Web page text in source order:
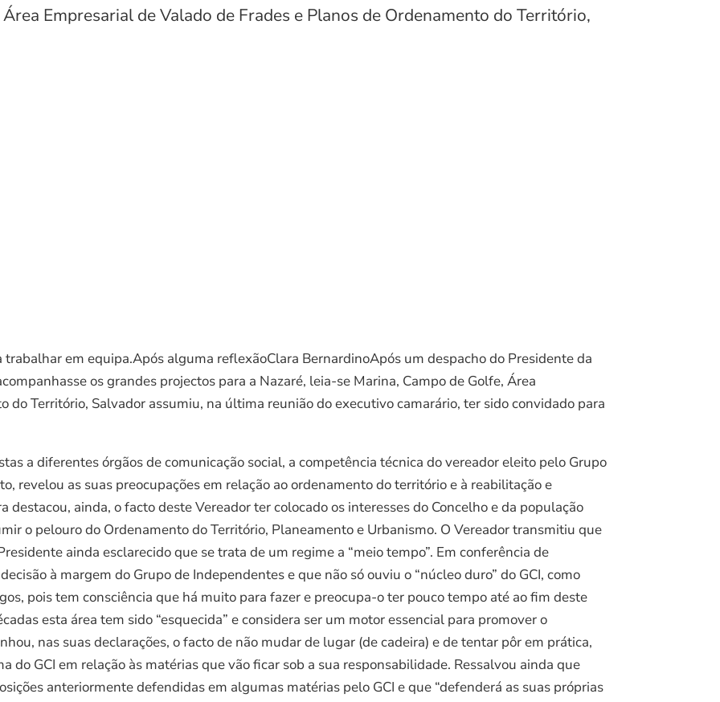
Empresarial de Valado de Frades e Planos de Ordenamento do Território,
em equipa.Após alguma reflexãoClara BernardinoApós um despacho do Presidente da
os grandes projectos para a Nazaré, leia-se Marina, Campo de Golfe, Área
do Território, Salvador assumiu, na última reunião do executivo camarário, ter sido convidado para
a diferentes órgãos de comunicação social, a competência técnica do vereador eleito pelo Grupo
revelou as suas preocupações em relação ao ordenamento do território e à reabilitação e
ainda, o facto deste Vereador ter colocado os interesses do Concelho e da população
o pelouro do Ordenamento do Território, Planeamento e Urbanismo. O Vereador transmitiu que
ainda esclarecido que se trata de um regime a “meio tempo”. Em conferência de
à margem do Grupo de Independentes e que não só ouviu o “núcleo duro” do GCI, como
pois tem consciência que há muito para fazer e preocupa-o ter pouco tempo até ao fim deste
esta área tem sido “esquecida” e considera ser um motor essencial para promover o
nas suas declarações, o facto de não mudar de lugar (de cadeira) e de tentar pôr em prática,
do GCI em relação às matérias que vão ficar sob a sua responsabilidade. Ressalvou ainda que
anteriormente defendidas em algumas matérias pelo GCI e que “defenderá as suas próprias